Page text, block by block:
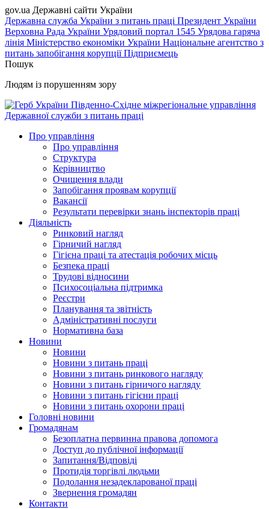
gov.ua Державні сайти України
Державна служба України з питань праці Президент України
Верховна Рада України Урядовий портал 1545 Урядова гаряча
лінія Міністерство економіки України Національне агентство з
питань запобігання корупціїПідприємець
Пошук
Людям із порушенням зору
Південно-Східне міжрегіональне управління
Державної служби з питань праці
Про управління
Про управління
Структура
Керівництво
Очищення влади
Запобігання проявам корупції
Вакансії
Результати перевірки знань інспекторів праці
Діяльність
Ринковий нагляд
Гірничий нагляд
Гігієна праці та атестація робочих місць
Безпека праці
Трудові відносини
Психосоціальна підтримка
Реєстри
Планування та звітність
Адміністративні послуги
Нормативна база
Новини
Новини
Новини з питань праці
Новини з питань ринкового нагляду
Новини з питань гірничого нагляду
Новини з питань гігієни праці
Новини з питань охорони праці
Головні новини
Громадянам
Безоплатна первинна правова допомога
Доступ до публічної інформації
Запитання/Відповіді
Протидія торгівлі людьми
Подолання незадекларованої праці
Звернення громадян
Контакти